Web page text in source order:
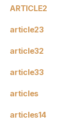
ARTICLE2
article23
article32
article33
articles
articles14